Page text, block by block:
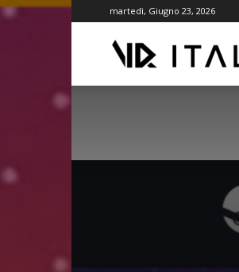
martedì, Giugno 23, 2026